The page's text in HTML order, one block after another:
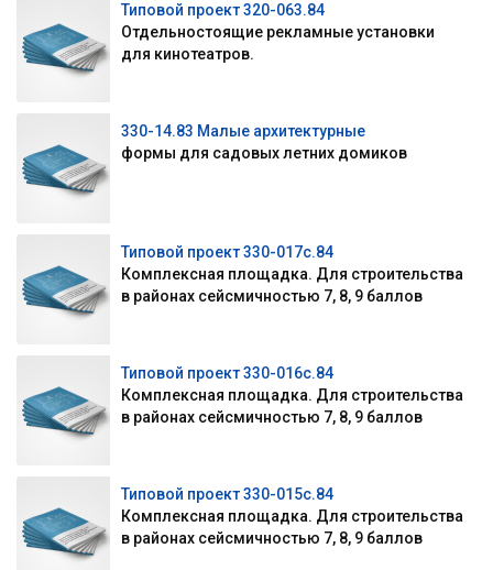
Типовой проект 320-063.84
Отдельностоящие рекламные установки
для кинотеатров.
330-14.83 Малые архитектурные
формы для садовых летних домиков
Типовой проект 330-017с.84
Комплексная площадка. Для строительства
в районах сейсмичностью 7, 8, 9 баллов
Типовой проект 330-016с.84
Комплексная площадка. Для строительства
в районах сейсмичностью 7, 8, 9 баллов
Типовой проект 330-015с.84
Комплексная площадка. Для строительства
в районах сейсмичностью 7, 8, 9 баллов